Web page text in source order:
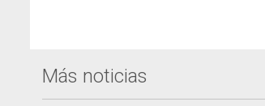
Más noticias